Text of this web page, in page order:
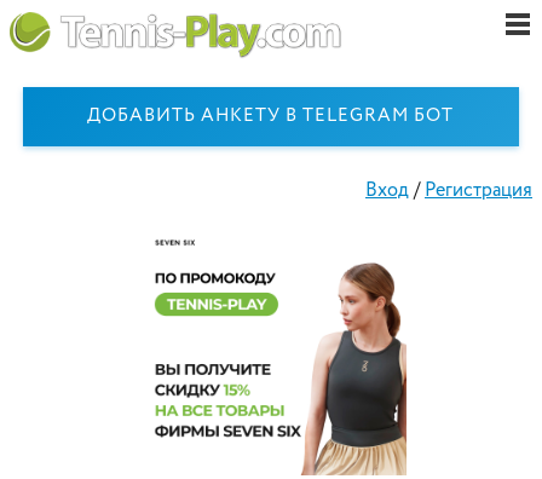
ДОБАВИТЬ АНКЕТУ В TELEGRAM БОТ
Вход/Регистрация